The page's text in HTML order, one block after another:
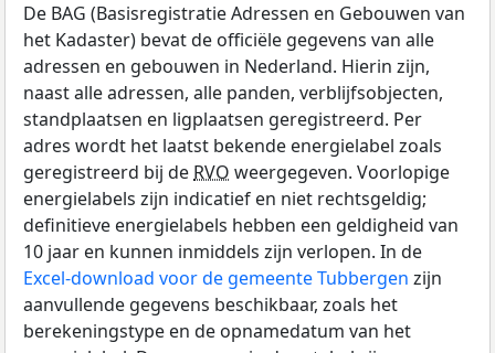
De BAG (Basisregistratie Adressen en Gebouwen van
het Kadaster) bevat de officiële gegevens van alle
adressen en gebouwen in Nederland. Hierin zijn,
naast alle adressen, alle panden, verblijfsobjecten,
standplaatsen en ligplaatsen geregistreerd. Per
adres wordt het laatst bekende energielabel zoals
geregistreerd bij de RVO weergegeven. Voorlopige
energielabels zijn indicatief en niet rechtsgeldig;
definitieve energielabels hebben een geldigheid van
10 jaar en kunnen inmiddels zijn verlopen. In de
Excel-download voor de gemeente Tubbergen zijn
aanvullende gegevens beschikbaar, zoals het
berekeningstype en de opnamedatum van het